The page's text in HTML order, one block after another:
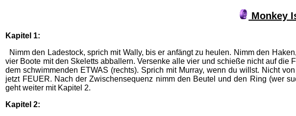
Monkey
Kapitel 1:
Nimm den Ladestock, sprich mit Wally, bis er anfängt zu heulen. Nimm den
vier Boote mit den Skeletts abballern. Versenke alle vier und schieße nicht auf
dem schwimmenden ETWAS (rechts). Sprich mit Murray, wenn du willst. Nicht
jetzt FEUER. Nach der Zwischensequenz nimm den Beutel und den Ring (wer
geht weiter mit Kapitel 2.
Kapitel 2: